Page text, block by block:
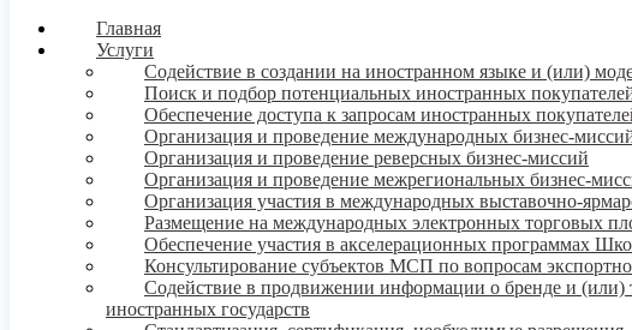
Главная
Услуги
Содействие в создании на иностранном языке и (или)
Поиск и подбор потенциальных иностранных
Обеспечение доступа к запросам иностранных
Организация и проведение международных бизнес-
Организация и проведение реверсных бизнес-миссий
Организация и проведение межрегиональных бизнес-
Организация участия в международных выставочно-
Размещение на международных электронных торговых
Обеспечение участия в акселерационных программах
Консультирование субъектов МСП по вопросам
Содействие в продвижении информации о бренде и (или)
иностранных государств